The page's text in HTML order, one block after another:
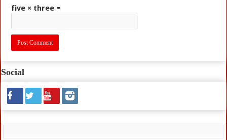
five × three =
Social